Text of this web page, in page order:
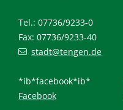
Tel.: 07736/9233-0
Fax: 07736/9233-40
stadt@tengen.de
*ib*facebook*ib*
Facebook